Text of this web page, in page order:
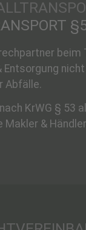
beim
Entsorgung
Abfälle.
KrWG § 53
&